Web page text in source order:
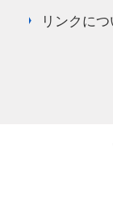
リンクに